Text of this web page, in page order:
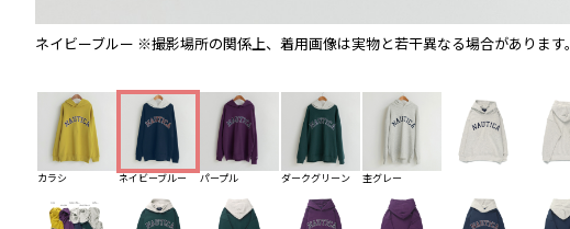
ネイビーブルー ※撮影場所の関係上、着用画像は実物と若干異なる場合があります。
カラシ ネイビーブルー パープル ダークグリーン 杢グレー